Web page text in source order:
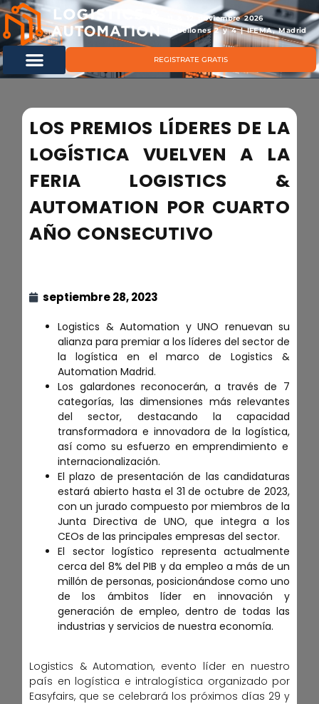
11 & 12 noviembre 2026
Pabellones 2 y 4 | IFEMA, Madrid
REGISTRATE GRATIS
LOS PREMIOS LÍDERES DE LA
LOGÍSTICA VUELVEN A LA
FERIA LOGISTICS &
AUTOMATION POR CUARTO
AÑO CONSECUTIVO
septiembre 28, 2023
Logistics & Automation y UNO renuevan su
alianza para premiar a los líderes del sector de
la logística en el marco de Logistics &
Automation Madrid.
Los galardones reconocerán, a través de 7
categorías, las dimensiones más relevantes
del sector, destacando la capacidad
transformadora e innovadora de la logística,
así como su esfuerzo en emprendimiento e
internacionalización.
El plazo de presentación de las candidaturas
estará abierto hasta el 31 de octubre de 2023,
con un jurado compuesto por miembros de la
Junta Directiva de UNO, que integra a los
CEOs de las principales empresas del sector.
El sector logístico representa actualmente
cerca del 8% del PIB y da empleo a más de un
millón de personas, posicionándose como uno
de los ámbitos líder en innovación y
generación de empleo, dentro de todas las
industrias y servicios de nuestra economía.
Logistics & Automation, evento líder en nuestro
país en logística e intralogística organizado por
Easyfairs, que se celebrará los próximos días 29 y